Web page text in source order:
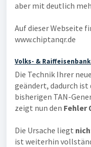
aber mit deutlich
Auf dieser Webseite
www.chiptanqr.de
Volks- &
Die Technik Ihrer
geändert, dadurch
bisherigen TAN-
zeigt nun den Fehler
Die Ursache liegt
ist weiterhin